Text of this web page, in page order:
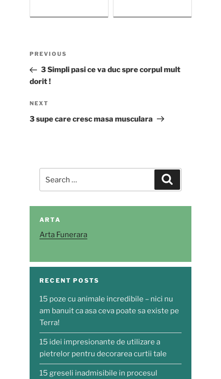
Previous
Post
PREVIOUS
3 Simpli pasi ce va duc spre corpul mult
dorit !
Next
Post
NEXT
3 supe care cresc masa musculara
for:
ARTA
Arta Funerara
RECENT POSTS
15 poze cu animale incredibile – nici nu
am banuit ca asa ceva poate sa existe pe
Terra!
15 idei impresionante de utilizare a
pietrelor pentru decorarea curtii tale
15 greseli inadmisibile in procesul